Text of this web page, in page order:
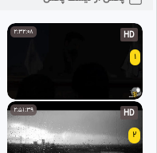
1
2:32:08 HD
2
2:51:39 HD